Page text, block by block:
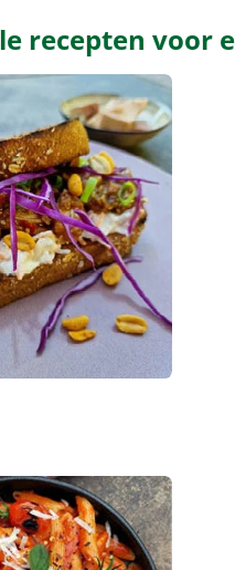
recepten voor